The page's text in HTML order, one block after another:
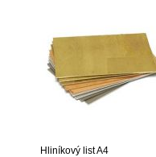
Hliníkový list A4